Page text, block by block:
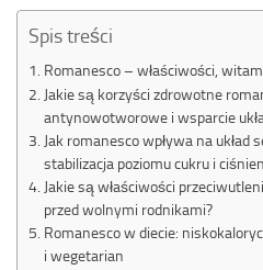
Spis treści
Romanesco – właściwości,
Jakie są korzyści zdrowotne
antynowotworowe i wsparcie
Jak romanesco wpływa na układ
stabilizacja poziomu cukru i
Jakie są właściwości
przed wolnymi rodnikami?
Romanesco w diecie:
i wegetarian